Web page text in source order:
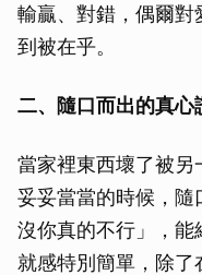
輸贏、對錯，偶爾對
到被在乎。
二、隨口而出的真心
當家裡東西壞了被
妥妥當當的時候，
沒你真的不行」，
就感特別簡單，除